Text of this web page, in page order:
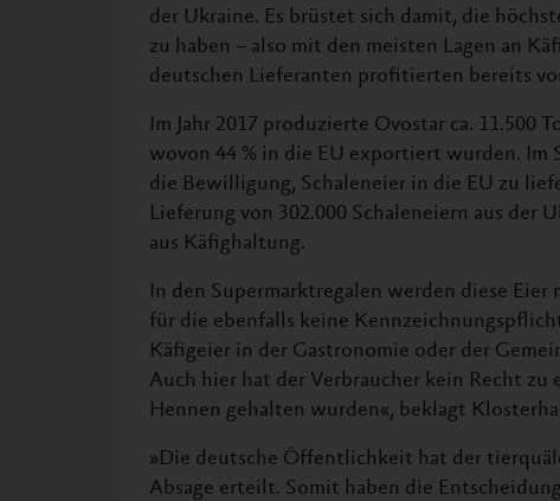
der Ukraine. Es brüstet sich damit, die
zu haben – also mit den meisten Lagen an
deutschen Lieferanten profitierten bereits
Im Jahr 2017 produzierte Ovostar ca. 11.500
wovon 44 % in die EU exportiert wurden. Im
die Bewilligung, Schaleneier in die EU zu
Lieferung von 302.000 Schaleneiern aus der
aus Käfighaltung.
In den Supermarktregalen werden diese
für die ebenfalls keine
Käfigeier in der Gastronomie oder der
Auch hier hat der Verbraucher kein Recht
Hennen gehalten wurden«, beklagt
»Die deutsche Öffentlichkeit hat der
Absage erteilt. Somit haben die